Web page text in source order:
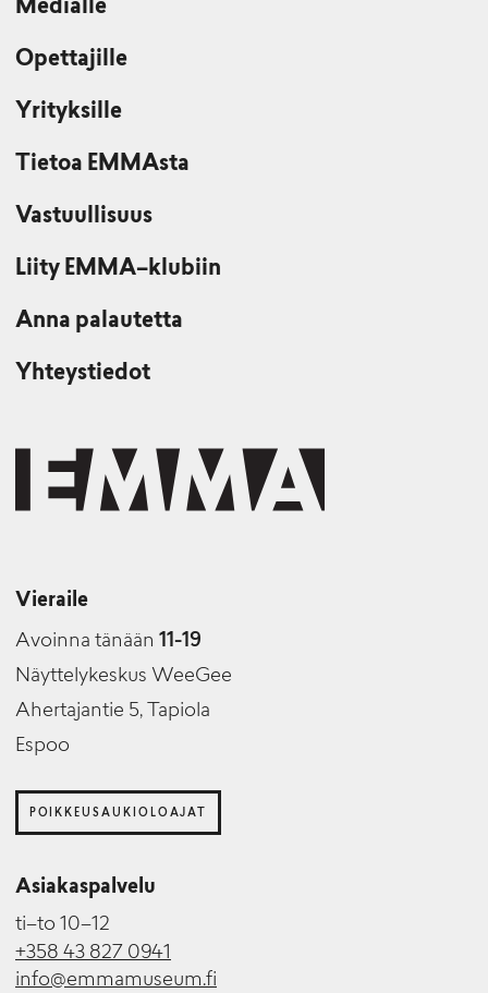
Medialle
Opettajille
Yrityksille
Tietoa EMMAsta
Vastuullisuus
Liity EMMA–klubiin
Anna palautetta
Yhteystiedot
Vieraile
Avoinna tänään 11-19
Näyttelykeskus WeeGee
Ahertajantie 5, Tapiola
Espoo
POIKKEUSAUKIOLOAJAT
Asiakaspalvelu
ti–to 10–12
+358 43 827 0941
info@emmamuseum.fi